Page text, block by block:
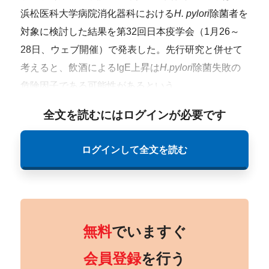
浜松医科大学病院消化器科におけるH. pylori除菌者を
対象に検討した結果を第32回日本疫学会（1月26～
28日、ウェブ開催）で発表した。先行研究と併せて
考えると、飲酒によるIgE上昇はH.pylori除菌失敗の
危険因子である可能性があるという。
全文を読むにはログインが必要です
ログインして全文を読む
無料でいますぐ
会員登録を行う